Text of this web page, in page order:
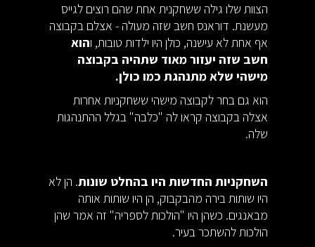
הצוות שלו גילה ששחקנית אחת שהם רוצים לגייס
מעשנת. דוראנס חשב שזה מעולה - אצלם בקבוצה
אף אחת לא עישנה, כולן היו ילדות טובות, והוא
חשב שזה יעזור מאוד שתהיה בקבוצה
מישהי שלא מתנהגת כמו כולן.
הוא גם בחר לקבוצה מישהי ששחקניות אחרות
אצלה בקבוצה קראו לה "כלבה" בגלל ההתנהגות
שלה.
השחקניות החדשות היו בהחלט שונות. הן לא
היו שותות בירה מהבקבוק, הן היו שותות אותה
מבאנגים. כשהן היו "הולכות לספריה" זה אמר שהן
הולכות להשתכר בעיר.